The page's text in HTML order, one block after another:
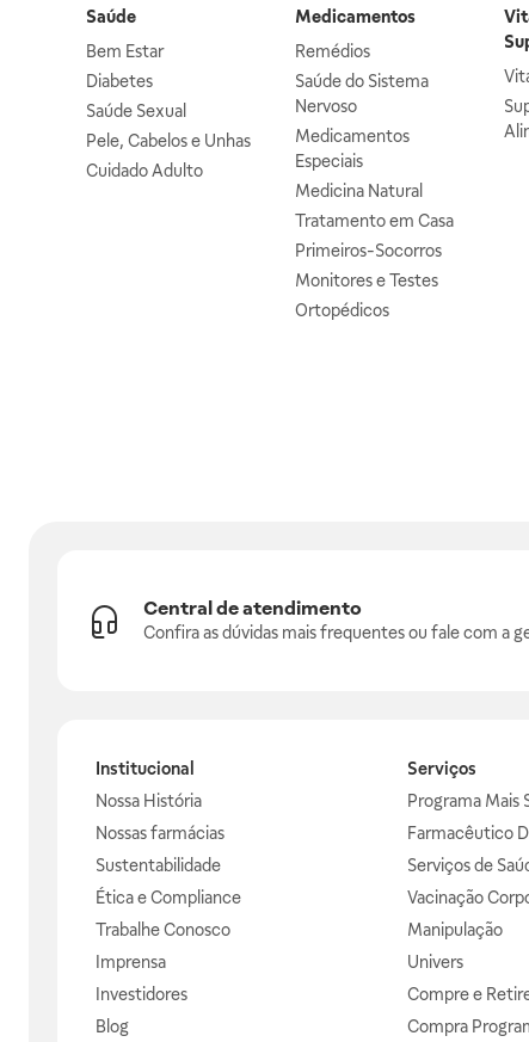
Saúde
Bem Estar
Diabetes
Saúde Sexual
Pele, Cabelos e Unhas
Cuidado Adulto
Medicamentos
Remédios
Saúde do Sistema
Nervoso
Medicamentos
Especiais
Medicina Natural
Tratamento em Casa
Primeiros-Socorros
Monitores e Testes
Ortopédicos
Central de atendimento
Confira as dúvidas mais frequentes ou fale com a
Institucional
Nossa História
Nossas farmácias
Sustentabilidade
Ética e Compliance
Trabalhe Conosco
Imprensa
Investidores
Blog
Serviços
Programa Mais
Farmacêutico
Serviços de
Vacinação
Manipulação
Univers
Compre e
Compra